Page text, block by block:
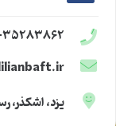
۰۳۵-
یزد، اشکذر،